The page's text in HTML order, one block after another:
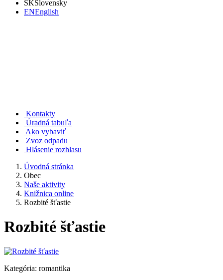
SKSlovensky
ENEnglish
Kontakty
Úradná tabuľa
Ako vybaviť
Zvoz odpadu
Hlásenie rozhlasu
Úvodná stránka
Obec
Naše aktivity
Knižnica online
Rozbité šťastie
Rozbité šťastie
Kategória: romantika